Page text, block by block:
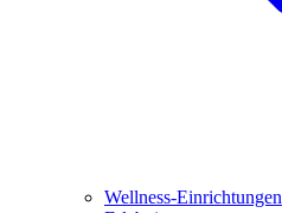
Wellness-Einrichtungen